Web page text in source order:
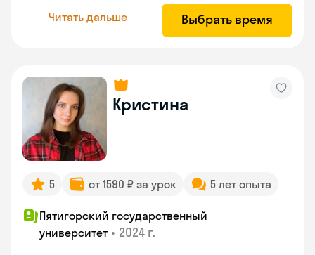
Читать дальше Выбрать время
Кристина
5 от 1590 ₽ за урок 5 лет опыта
Пятигорский государственный
университет • 2024 г.